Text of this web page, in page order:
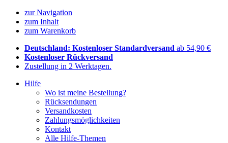
zur Navigation
zum Inhalt
zum Warenkorb
Deutschland: Kostenloser Standardversand ab 54,90 €
Kostenloser Rückversand
Zustellung in 2 Werktagen.
Hilfe
Wo ist meine Bestellung?
Rücksendungen
Versandkosten
Zahlungsmöglichkeiten
Kontakt
Alle Hilfe-Themen